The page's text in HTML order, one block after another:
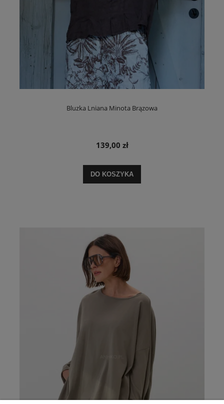
Bluzka Lniana Minota Brązowa
139,00 zł
DO KOSZYKA